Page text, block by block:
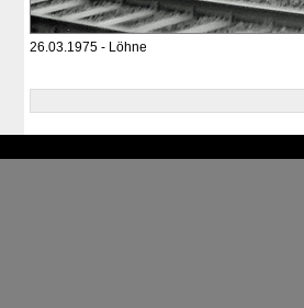
26.03.1975 - Löhne